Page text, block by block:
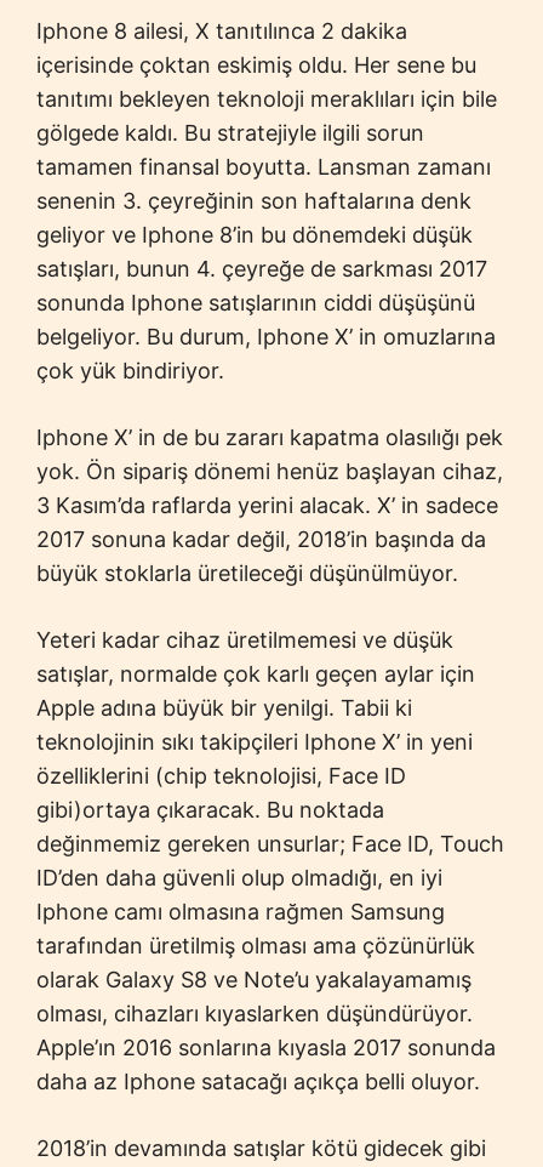
Iphone 8 ailesi, X tanıtılınca 2 dakika
içerisinde çoktan eskimiş oldu. Her sene bu
tanıtımı bekleyen teknoloji meraklıları için bile
gölgede kaldı. Bu stratejiyle ilgili sorun
tamamen finansal boyutta. Lansman zamanı
senenin 3. çeyreğinin son haftalarına denk
geliyor ve Iphone 8’in bu dönemdeki düşük
satışları, bunun 4. çeyreğe de sarkması 2017
sonunda Iphone satışlarının ciddi düşüşünü
belgeliyor. Bu durum, Iphone X’ in omuzlarına
çok yük bindiriyor.
Iphone X’ in de bu zararı kapatma olasılığı pek
yok. Ön sipariş dönemi henüz başlayan cihaz,
3 Kasım’da raflarda yerini alacak. X’ in sadece
2017 sonuna kadar değil, 2018’in başında da
büyük stoklarla üretileceği düşünülmüyor.
Yeteri kadar cihaz üretilmemesi ve düşük
satışlar, normalde çok karlı geçen aylar için
Apple adına büyük bir yenilgi. Tabii ki
teknolojinin sıkı takipçileri Iphone X’ in yeni
özelliklerini (chip teknolojisi, Face ID
gibi)ortaya çıkaracak. Bu noktada
değinmemiz gereken unsurlar; Face ID, Touch
ID’den daha güvenli olup olmadığı, en iyi
Iphone camı olmasına rağmen Samsung
tarafından üretilmiş olması ama çözünürlük
olarak Galaxy S8 ve Note’u yakalayamamış
olması, cihazları kıyaslarken düşündürüyor.
Apple’ın 2016 sonlarına kıyasla 2017 sonunda
daha az Iphone satacağı açıkça belli oluyor.
2018’in devamında satışlar kötü gidecek gibi